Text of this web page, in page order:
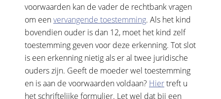
voorwaarden kan de vader de rechtbank vragen
om eenvervangende toestemming. Als het kind
bovendien ouder is dan 12, moet het kind zelf
toestemming geven voor deze erkenning. Tot slot
is een erkenning nietig als er al twee juridische
ouders zijn. Geeft de moeder wel toestemming
en is aan de voorwaarden voldaan? Hiertreft u
het schriftelijke formulier. Let wel dat bij een